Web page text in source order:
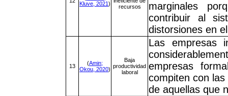
Kluve, 2021)
recursos
marginales
contribuir al
distorsiones en
13 (Amin;
Okou, 2020)
Baja
productividad
laboral
Las empresas
empresas
compiten con
de aquellas que